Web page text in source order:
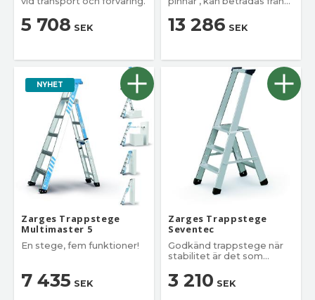
5 708 SEK 13 286 SEK
Zarges Trappstege
Multimaster 5
En stege, fem funktioner!
7 435 SEK
NYHET
Zarges Trappstege
Seventec
Godkänd trappstege när
stabilitet är det som
3 210 SEK